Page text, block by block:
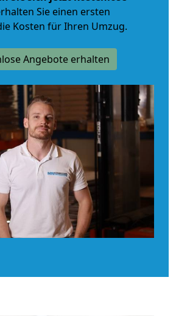
Sie einen ersten
Kosten für Ihren Umzug.
Angebote erhalten